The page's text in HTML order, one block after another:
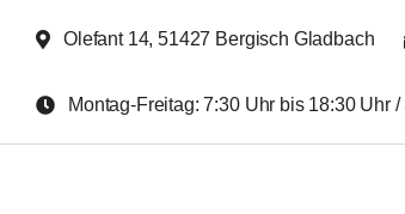
Inhalt
Olefant 14, 51427 Bergisch Gladbach
Montag-Freitag: 7:30 Uhr bis 18:30 Uhr